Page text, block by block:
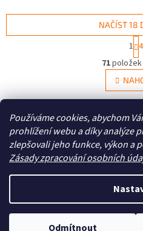
Používáme cookies, abychom
prohlížení webu a díky analýze
zlepšovali jeho funkce, výkon a
Zásady zpracování osobních
Odmítnout
O
v
l
á
d
a
c
í
p
r
v
k
y
v
ý
NAČÍST 18
S
t
r
á
n
k
o
v
á
n
í
1 4
71položek
Zboží.cz
Copyright 2026 .